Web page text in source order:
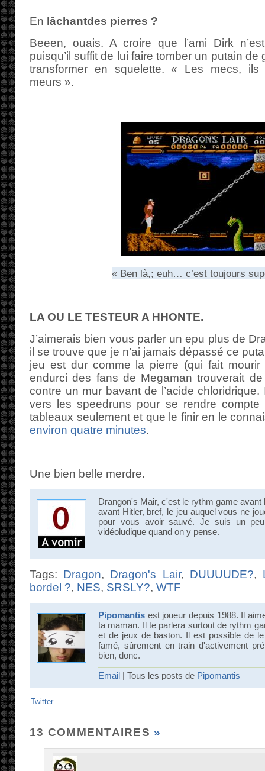
En lâchantdes pierres ?
Beeen, ouais. A croire que l’ami Dirk
puisqu’il suffit de lui faire tomber un putain
transformer en squelette. « Les mecs,
meurs ».
« Ben là,; euh… c’est toujours
LA OU LE TESTEUR A HHONTE.
J’aimerais bien vous parler un epu plus de
il se trouve que je n’ai jamais dépassé ce
jeu est dur comme la pierre (qui fait
endurci des fans de Megaman trouverait
contre un mur bavant de l’acide
vers les speedruns pour se rendre
tableaux seulement et que le finir en le
environ quatre minutes.
Une bien belle merdre.
Drangon's Mair, c'est le rythm game
avant Hitler, bref, le jeu auquel vous ne
pour vous avoir sauvé. Je suis un
vidéoludique quand on y pense.
Tags: Dragon, Dragon's Lair, DUUUUDE?,
bordel ?, NES, SRSLY?, WTF
Pipomantis est joueur depuis 1988. Il
ta maman. Il te parlera surtout de rythm
et de jeux de baston. Il est possible de
famé, sûrement en train d'activement
bien, donc.
Email | Tous les posts de Pipomantis
Twitter
13 COMMENTAIRES »